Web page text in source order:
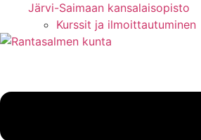
Järvi-Saimaan kansalaisopisto
Kurssit ja ilmoittautuminen